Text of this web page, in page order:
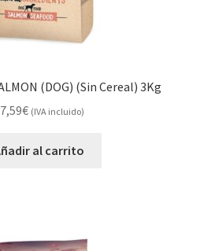
(DOG) (Sin Cereal) 3Kg
€ (IVA incluido)
al carrito